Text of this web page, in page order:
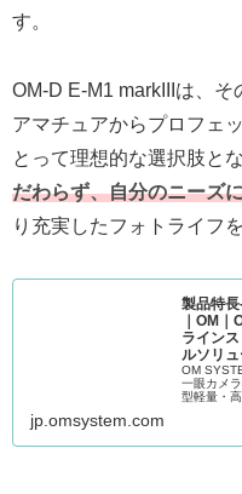
す。
OM-D E-M1 markIIIは、そ
アマチュアからプロフェ
とって理想的な選択肢と
だわらず、自分のニーズ
り充実したフォトライフ
製品特
｜OM
ライン
ルソリ
OM
一眼カメ
型軽量・
jp.omsystem.com